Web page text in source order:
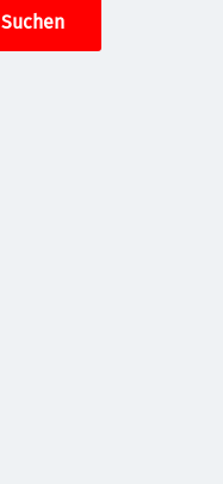
Suchen